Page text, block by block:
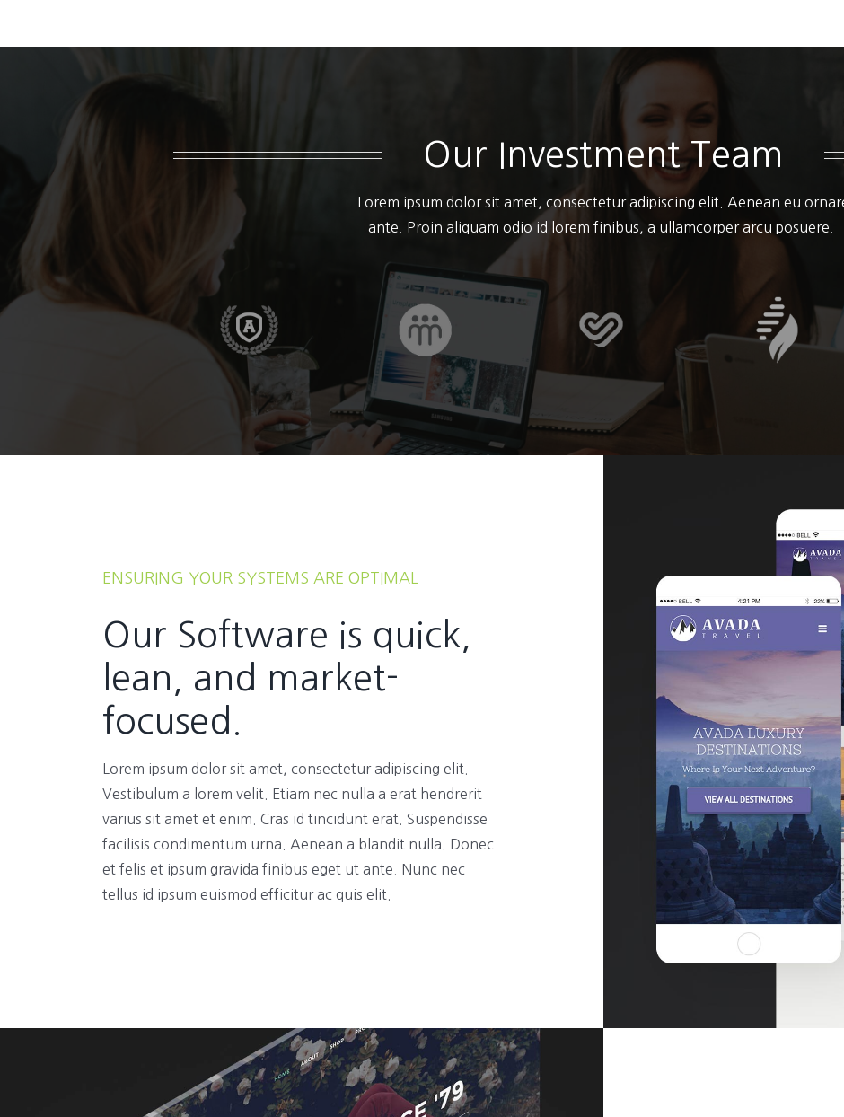
Our Investment Team
Lorem ipsum dolor sit amet, consectetur adipiscing elit. Aenean eu
ante. Proin aliquam odio id lorem finibus, a ullamcorper arcu posuere.
ENSURING YOUR SYSTEMS ARE OPTIMAL
Our Software is quick,
lean, and market-
focused.
Lorem ipsum dolor sit amet, consectetur adipiscing elit.
Vestibulum a lorem velit. Etiam nec nulla a erat hendrerit
varius sit amet et enim. Cras id tincidunt erat. Suspendisse
facilisis condimentum urna. Aenean a blandit nulla. Donec
et felis et ipsum gravida finibus eget ut ante. Nunc nec
tellus id ipsum euismod efficitur ac quis elit.